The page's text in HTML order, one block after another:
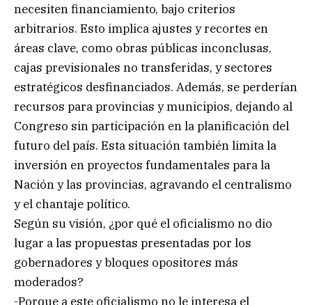
necesiten financiamiento, bajo criterios
arbitrarios. Esto implica ajustes y recortes en
áreas clave, como obras públicas inconclusas,
cajas previsionales no transferidas, y sectores
estratégicos desfinanciados. Además, se perderían
recursos para provincias y municipios, dejando al
Congreso sin participación en la planificación del
futuro del país. Esta situación también limita la
inversión en proyectos fundamentales para la
Nación y las provincias, agravando el centralismo
y el chantaje político.
Según su visión, ¿por qué el oficialismo no dio
lugar a las propuestas presentadas por los
gobernadores y bloques opositores más
moderados?
-Porque a este oficialismo no le interesa el